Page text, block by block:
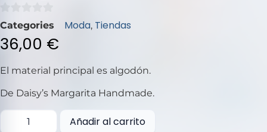
0
de
5
Categories Moda, Tiendas
36,00 €
El material principal es algodón.
De Daisy’s Margarita Handmade.
Añadir al carrito